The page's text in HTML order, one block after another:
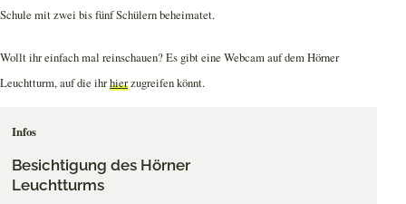
Schule mit zwei bis fünf Schülern beheimatet.
Wollt ihr einfach mal reinschauen? Es gibt eine Webcam auf dem Hörner
Leuchtturm, auf die ihrhierzugreifen könnt.
Infos
Besichtigung des Hörner
Leuchtturms